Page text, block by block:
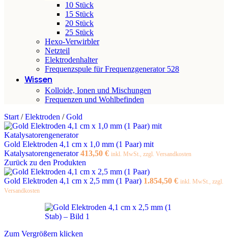
10 Stück
15 Stück
20 Stück
25 Stück
Hexo-Verwirbler
Netzteil
Elektrodenhalter
Frequenzspule für Frequenzgenerator 528
Wissen
Kolloide, Ionen und Mischungen
Frequenzen und Wohlbefinden
Start / Elektroden / Gold
Gold Elektroden 4,1 cm x 1,0 mm (1 Paar) mit
Katalysatorengenerator413,50 € inkl. MwSt., zzgl. Versandkosten
Zurück zu den Produkten
Gold Elektroden 4,1 cm x 2,5 mm (1 Paar) 1.854,50 € inkl. MwSt., zzgl.
Versandkosten
Zum Vergrößern klicken